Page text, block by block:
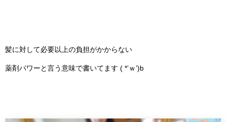
髪に対して必要以上の負担がかからない
薬剤パワーと言う意味で書いてます ( *’ｗ’)b